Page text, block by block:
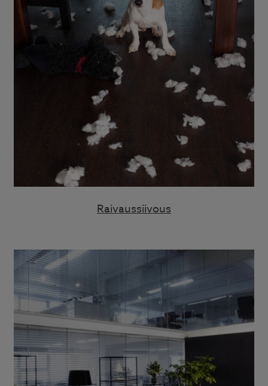
Raivaussiivous